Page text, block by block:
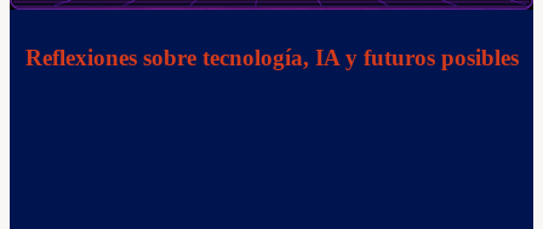
Reflexiones sobre tecnología, IA y futuros posibles